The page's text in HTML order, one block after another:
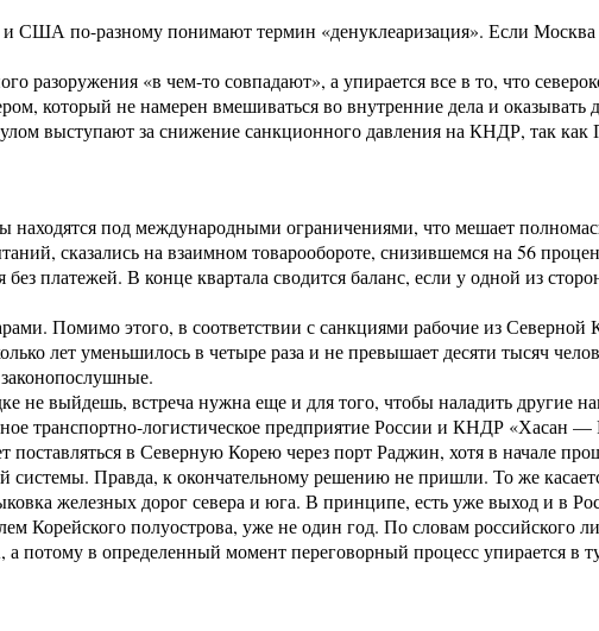
США по-разному понимают термин «денуклеаризация». Если Москва
«в чем-то совпадают», а упирается все в то, что
который не намерен вмешиваться во внутренние дела и оказывать
выступают за снижение санкционного давления на КНДР, так как
под международными ограничениями, что мешает
сказались на взаимном товарообороте, снизившемся на 56
платежей. В конце квартала сводится баланс, если у одной из
Помимо этого, в соответствии с санкциями рабочие из
лет уменьшилось в четыре раза и не превышает десяти тысяч
выйдешь, встреча нужна еще и для того, чтобы наладить другие
транспортно-логистическое предприятие России и КНДР «Хасан
в Северную Корею через порт Раджин, хотя в начале
Правда, к окончательному решению не пришли. То же
железных дорог севера и юга. В принципе, есть уже выход и в
Корейского полуострова, уже не один год. По словам российского
потому в определенный момент переговорный процесс упирается в